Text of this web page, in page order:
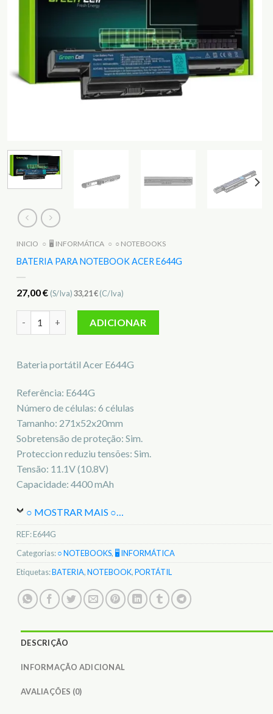
INICIO ○ 🖥️ INFORMÁTICA ○ ○ NOTEBOOKS
BATERIA PARA NOTEBOOK ACER E644G
27,00€ (S/Iva)33,21€(C/Iva)
ADICIONAR
Bateria portátil Acer E644G
Referência: E644G
Número de células: 6 células
Tamanho: 271x52x20mm
Sobretensão de proteção: Sim.
Proteccion reduziu tensões: Sim.
Tensão: 11.1V (10.8V)
Capacidade: 4400 mAh
○ MOSTRAR MAIS ○…
REF:E644G
Categorias:○ NOTEBOOKS, 🖥️ INFORMÁTICA
Etiquetas:BATERIA,NOTEBOOK,PORTÁTIL
DESCRIÇÃO
INFORMAÇÃO ADICIONAL
AVALIAÇÕES (0)